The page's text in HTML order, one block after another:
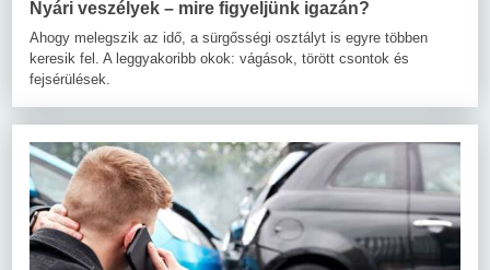
Nyári veszélyek – mire figyeljünk igazán?
Ahogy melegszik az idő, a sürgősségi osztályt is egyre többen
keresik fel. A leggyakoribb okok: vágások, törött csontok és
fejsérülések.